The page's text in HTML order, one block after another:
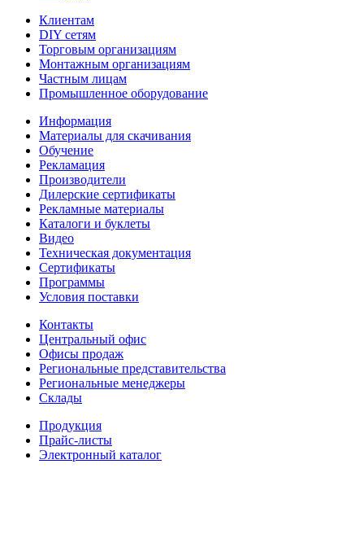
Клиентам
DIY сетям
Торговым организациям
Монтажным организациям
Частным лицам
Промышленное оборудование
Информация
Материалы для скачивания
Обучение
Рекламация
Производители
Дилерские сертификаты
Рекламные материалы
Каталоги и буклеты
Видео
Техническая документация
Сертификаты
Программы
Условия поставки
Контакты
Центральный офис
Офисы продаж
Региональные представительства
Региональные менеджеры
Склады
Продукция
Прайс-листы
Электронный каталог